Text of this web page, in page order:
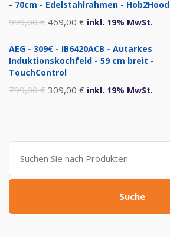
- 70cm - Edelstahlrahmen - Hob2Hood
999,00€ Ursprünglicher
war:
999,00 €
469,00 €Aktueller
ist:
inkl. 19% MwSt.
AEG - 309€ - IB6420ACB - Autarkes
Induktionskochfeld - 59 cm breit -
TouchControl
799,00€ Ursprünglicher
799,00 €
309,00 €Aktueller
309,00 €.
inkl. 19% MwSt.
Suche
nach:
Suche